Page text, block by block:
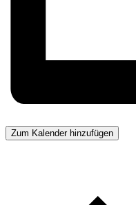
Zum Kalender hinzufügen